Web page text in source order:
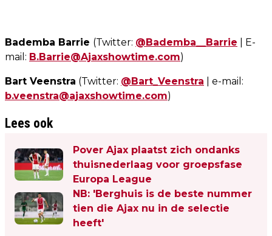
Bademba Barrie (Twitter: @Bademba__Barrie | E-
mail: B.Barrie@Ajaxshowtime.com)
Bart Veenstra (Twitter: @Bart_Veenstra | e-mail:
b.veenstra@ajaxshowtime.com)
Lees ook
Pover Ajax plaatst zich ondanks
thuisnederlaag voor groepsfase
Europa League
NB: 'Berghuis is de beste nummer
tien die Ajax nu in de selectie
heeft'